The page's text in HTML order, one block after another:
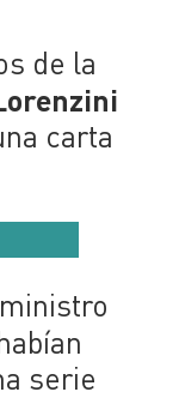
de la
carta
serie